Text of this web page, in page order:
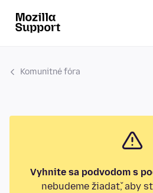
Komunitné fóra
Vyhnite sa podvodom s
nebudeme žiadať, aby